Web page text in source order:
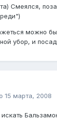
Смеялся,
можно
убор, и
15 марта, 2008